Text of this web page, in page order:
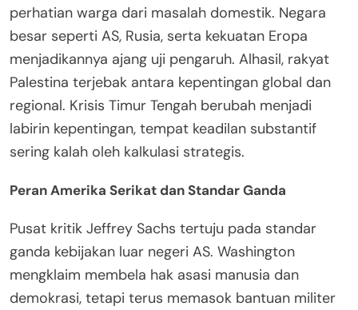
perhatian warga dari masalah domestik. Negara
besar seperti AS, Rusia, serta kekuatan Eropa
menjadikannya ajang uji pengaruh. Alhasil, rakyat
Palestina terjebak antara kepentingan global dan
regional. Krisis Timur Tengah berubah menjadi
labirin kepentingan, tempat keadilan substantif
sering kalah oleh kalkulasi strategis.
Peran Amerika Serikat dan Standar Ganda
Pusat kritik Jeffrey Sachs tertuju pada standar
ganda kebijakan luar negeri AS. Washington
mengklaim membela hak asasi manusia dan
demokrasi, tetapi terus memasok bantuan militer